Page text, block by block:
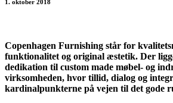
1. oktober 2018
Copenhagen Furnishing står for
funktionalitet og original æstetik. Der
dedikation til custom made møbel- og
virksomheden, hvor tillid, dialog og
kardinalpunkterne på vejen til det gode